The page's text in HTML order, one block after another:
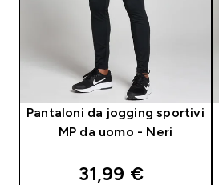
Pantaloni da jogging sportivi
MP da uomo - Neri
discounted price
31,99 €‎